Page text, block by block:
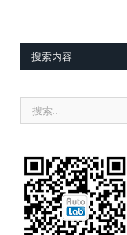
搜索内容